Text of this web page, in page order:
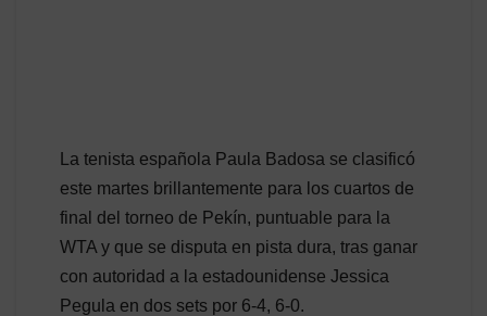
La tenista española Paula Badosa se clasificó
este martes brillantemente para los cuartos de
final del torneo de Pekín, puntuable para la
WTA y que se disputa en pista dura, tras ganar
con autoridad a la estadounidense Jessica
Pegula en dos sets por 6-4, 6-0.